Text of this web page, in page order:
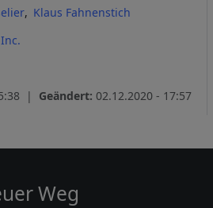
Klaus Fahnenstich
| Geändert: 02.12.2020 - 17:57
Weg